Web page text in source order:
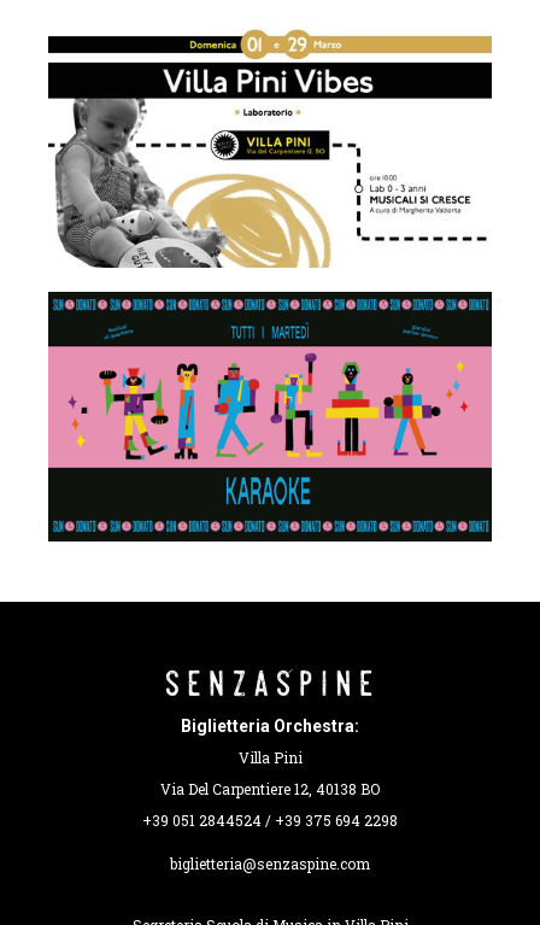
Biglietteria Orchestra:
Villa Pini
Via Del Carpentiere 12, 40138 BO
+39 051 2844524 / +39 375 694 2298
biglietteria@senzaspine.com